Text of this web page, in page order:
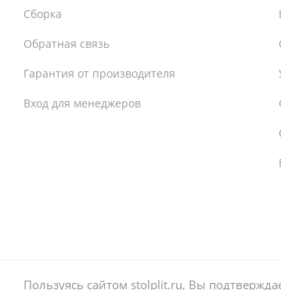
Пользуясь сайтом stolplit.ru, Вы
Сборка
Обратная связь
Гарантия от производителя
Вход для менеджеров